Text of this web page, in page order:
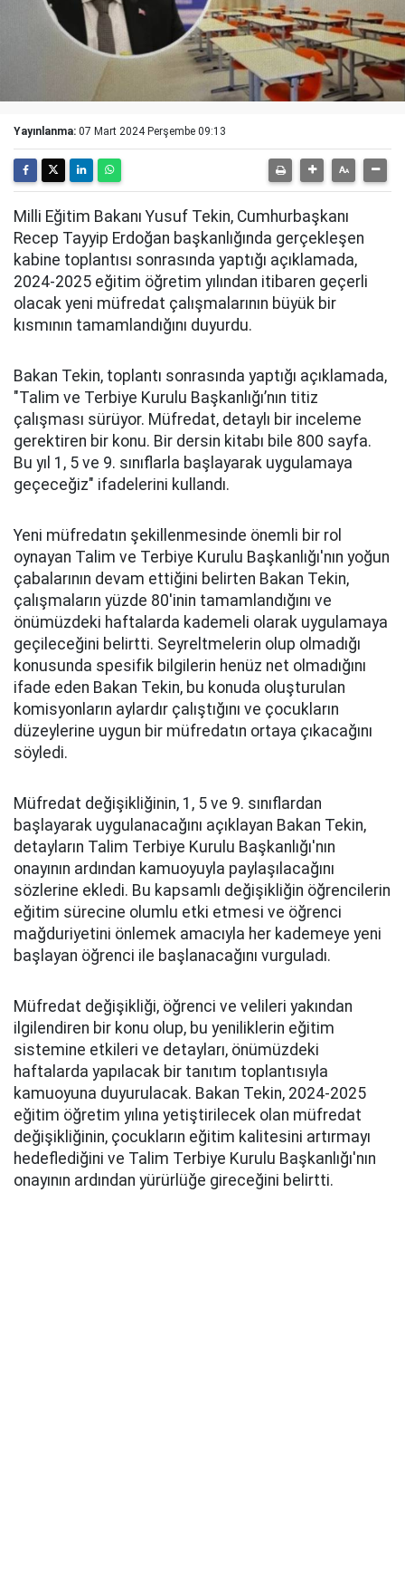
Yayınlanma: 07 Mart 2024 Perşembe 09:13
Milli Eğitim Bakanı Yusuf Tekin, Cumhurbaşkanı
Recep Tayyip Erdoğan başkanlığında gerçekleşen
kabine toplantısı sonrasında yaptığı açıklamada,
2024-2025 eğitim öğretim yılından itibaren geçerli
olacak yeni müfredat çalışmalarının büyük bir
kısmının tamamlandığını duyurdu.
Bakan Tekin, toplantı sonrasında yaptığı açıklamada,
"Talim ve Terbiye Kurulu Başkanlığı’nın titiz
çalışması sürüyor. Müfredat, detaylı bir inceleme
gerektiren bir konu. Bir dersin kitabı bile 800 sayfa.
Bu yıl 1, 5 ve 9. sınıflarla başlayarak uygulamaya
geçeceğiz" ifadelerini kullandı.
Yeni müfredatın şekillenmesinde önemli bir rol
oynayan Talim ve Terbiye Kurulu Başkanlığı'nın yoğun
çabalarının devam ettiğini belirten Bakan Tekin,
çalışmaların yüzde 80'inin tamamlandığını ve
önümüzdeki haftalarda kademeli olarak uygulamaya
geçileceğini belirtti. Seyreltmelerin olup olmadığı
konusunda spesifik bilgilerin henüz net olmadığını
ifade eden Bakan Tekin, bu konuda oluşturulan
komisyonların aylardır çalıştığını ve çocukların
düzeylerine uygun bir müfredatın ortaya çıkacağını
söyledi.
Müfredat değişikliğinin, 1, 5 ve 9. sınıflardan
başlayarak uygulanacağını açıklayan Bakan Tekin,
detayların Talim Terbiye Kurulu Başkanlığı'nın
onayının ardından kamuoyuyla paylaşılacağını
sözlerine ekledi. Bu kapsamlı değişikliğin öğrencilerin
eğitim sürecine olumlu etki etmesi ve öğrenci
mağduriyetini önlemek amacıyla her kademeye yeni
başlayan öğrenci ile başlanacağını vurguladı.
Müfredat değişikliği, öğrenci ve velileri yakından
ilgilendiren bir konu olup, bu yeniliklerin eğitim
sistemine etkileri ve detayları, önümüzdeki
haftalarda yapılacak bir tanıtım toplantısıyla
kamuoyuna duyurulacak. Bakan Tekin, 2024-2025
eğitim öğretim yılına yetiştirilecek olan müfredat
değişikliğinin, çocukların eğitim kalitesini artırmayı
hedeflediğini ve Talim Terbiye Kurulu Başkanlığı'nın
onayının ardından yürürlüğe gireceğini belirtti.